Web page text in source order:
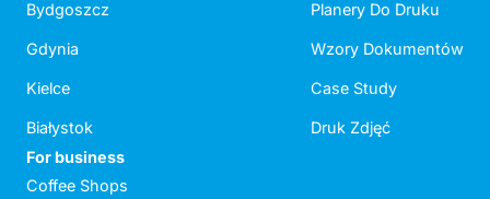
Bydgoszcz
Gdynia
Kielce
Białystok
Planery Do Druku
Wzory Dokumentów
Case Study
Druk Zdjęć
For business
Coffee Shops